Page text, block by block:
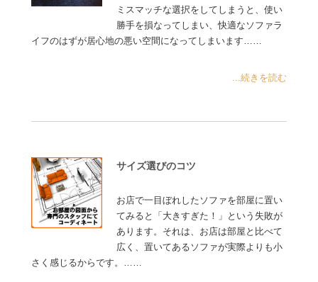
ミスマッチな選択をしてしまうと、使い
勝手を損なってしまい、快適なソファラ
イフのはずが居心地の悪い空間になってしまいます……
...続きを読む
サイズ選びのコツ
お店で一目ぼれしたソファを部屋に置い
てみると「大きすぎた！」という失敗が
あります。それは、お店は部屋と比べて
広く、置いてあるソファが実際よりも小
さく感じるからです。……